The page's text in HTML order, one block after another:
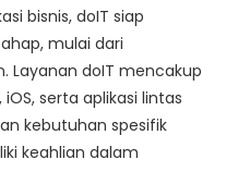
bisnis, doIT siap
mulai dari
Layanan doIT mencakup
serta aplikasi lintas
kebutuhan spesifik
keahlian dalam